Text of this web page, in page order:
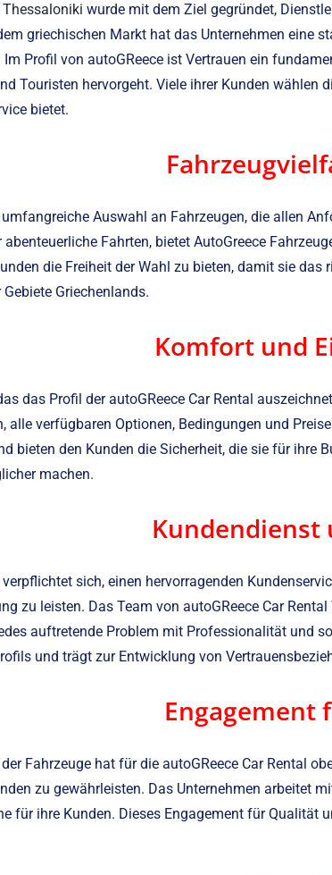
Thessaloniki wurde mit dem Ziel gegründet,
griechischen Markt hat das Unternehmen eine
Profil von autoGReece ist Vertrauen ein
Touristen hervorgeht. Viele ihrer Kunden wählen
bietet.
Auswahl an Fahrzeugen, die allen
Fahrten, bietet AutoGreece
die Freiheit der Wahl zu bieten, damit sie
Griechenlands.
Komfort und
das Profil der autoGReece Car Rental
alle verfügbaren Optionen, Bedingungen und
bieten den Kunden die Sicherheit, die sie für
machen.
Kundendienst
verpflichtet sich, einen hervorragenden
zu leisten. Das Team von autoGReece Car Rental
auftretende Problem mit Professionalität und
und trägt zur Entwicklung von
Engagement
Fahrzeuge hat für die autoGReece Car Rental
zu gewährleisten. Das Unternehmen arbeitet
für ihre Kunden. Dieses Engagement für Qualität